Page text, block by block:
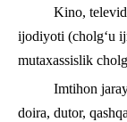
Kino,
ijodiyoti (cholg‘u
mutaxassislik
Imtihon
doira, dutor,